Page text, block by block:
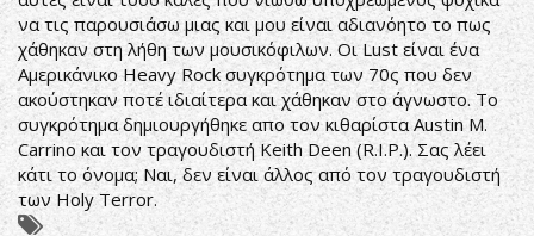
να τις παρουσιάσω μιας και μου είναι αδιανόητο το πως
χάθηκαν στη λήθη των μουσικόφιλων. Οι Lust είναι ένα
Αμερικάνικο Heavy Rock συγκρότημα των 70ς που δεν
ακούστηκαν ποτέ ιδιαίτερα και χάθηκαν στο άγνωστο. Το
συγκρότημα δημιουργήθηκε απο τον κιθαρίστα Austin M.
Carrino και τον τραγουδιστή Keith Deen (R.I.P.). Σας λέει
κάτι το όνομα; Ναι, δεν είναι άλλος από τον τραγουδιστή
των Holy Terror.